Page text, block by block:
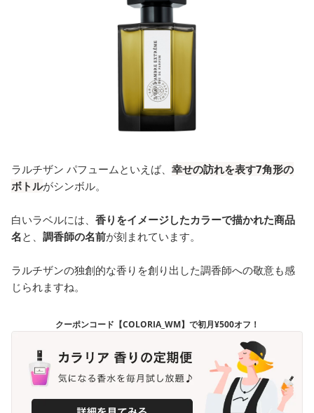
ラルチザン パフュームといえば、 幸せの訪れを表す7角形の
ボトルがシンボル。
白いラベルには、 香りをイメージしたカラーで描かれた商品
名と、 調香師の名前が刻まれています。
ラルチザンの独創的な香りを創り出した調香師への敬意も感
じられますね。
クーポンコード【COLORIA_WM】で初月¥500オフ！